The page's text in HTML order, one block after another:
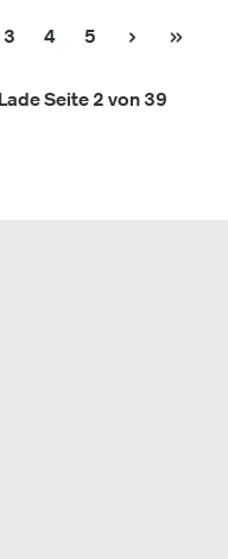
Seite
3 Seite
4 Seite
5
Lade Seite 2 von 39